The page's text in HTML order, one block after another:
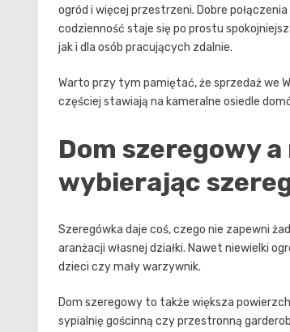
ogród i więcej przestrzeni. Dobre
codzienność staje się po prostu
jak i dla osób pracujących zdalnie.
Warto przy tym pamiętać, że sprzedaż we
częściej stawiają na kameralne osiedle
Dom szeregowy
wybierając
Szeregówka daje coś, czego nie zapewni
aranżacji własnej działki. Nawet niewielki
dzieci czy mały warzywnik.
Dom szeregowy to także większa
sypialnię gościnną czy przestronną